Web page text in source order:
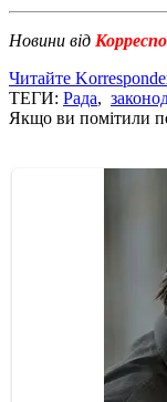
Новини від
Читайте
ТЕГИ: Рада,
Якщо ви помітили